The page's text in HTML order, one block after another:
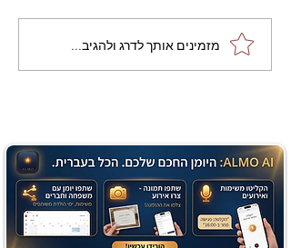
מתכון מנצח עוגת מייפל
שוקולד בחושה וקלה - זיוה
מזמינים אותך לדרג ולהגיב...